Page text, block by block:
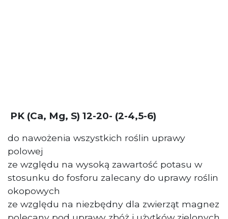
PK (Ca, Mg, S) 12-20- (2-4,5-6)
do nawożenia wszystkich roślin uprawy
polowej
ze względu na wysoką zawartość potasu w
stosunku do fosforu zalecany do uprawy roślin
okopowych
ze względu na niezbędny dla zwierząt magnez